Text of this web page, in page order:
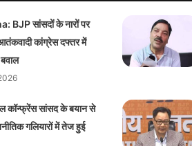
BJP सांसदों के नारों पर
कांग्रेस दफ्तर में
कॉन्फ्रेंस सांसद के बयान से
गलियारों में तेज हुई